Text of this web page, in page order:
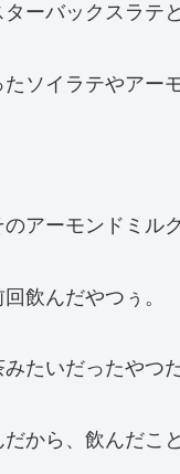
ターバックスラテ
ソイラテやアー
アーモンドミル
飲んだやつぅ。
たいだったやつだ
から、飲んだこ